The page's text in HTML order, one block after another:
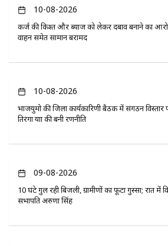
10-08-2026
कर्ज की किश्त और ब्याज को लेकर दबाव बनाने का
वाहन समेत सामान बरामद
10-08-2026
भाजयुमो की जिला कार्यकारिणी बैठक में संगठन
तिरंगा यात्रा की बनी रणनीति
09-08-2026
10 घंटे गुल रही बिजली, ग्रामीणों का फूटा गुस्सा; रात में
सभापति अरुणा सिंह